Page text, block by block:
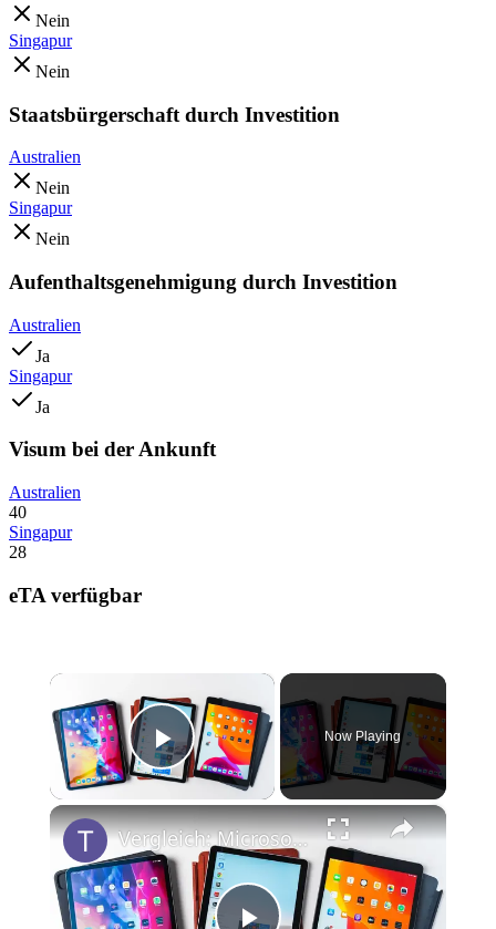
Nein
Singapur
Nein
Staatsbürgerschaft durch Investition
Australien
Nein
Singapur
Nein
Aufenthaltsgenehmigung durch Investition
Australien
Ja
Singapur
Ja
Visum bei der Ankunft
Australien
40
Singapur
28
eTA verfügbar
×
Play Video
Now Playing
×
Vergleich: Microsoft Surface Go 2 VS Apple iPad 7 & iPad Pro